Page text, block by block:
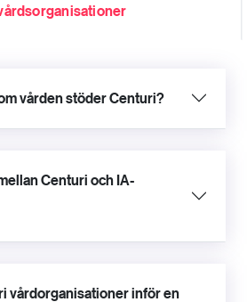
vården stöder Centuri?
Centuri och IA-
vårdorganisationer inför en